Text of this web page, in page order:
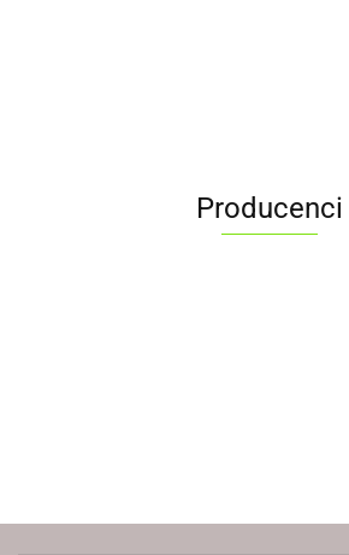
Producenci